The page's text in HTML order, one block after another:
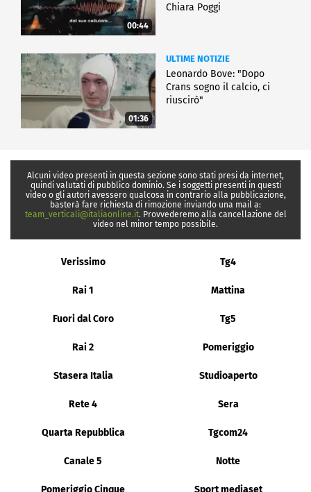
00:44
Chiara Poggi
01:36
ULTIME NOTIZIE
Leonardo Bove: "Dopo
Crans sogno il calcio, ci
riuscirò"
Alcuni video presenti in questa sezione sono stati presi da internet,
quindi valutati di pubblico dominio. Se i soggetti presenti in questi
video o gli autori avessero qualcosa in contrario alla pubblicazione,
basterà fare richiesta di rimozione inviando una mail a:
team_verticali@italiaonline.it. Provvederemo alla cancellazione del
video nel minor tempo possibile.
Verissimo Tg4
Rai 1 Mattina
Fuori dal Coro Tg5
Rai 2 Pomeriggio
Stasera Italia Studioaperto
Rete 4 Sera
Quarta Repubblica Tgcom24
Canale 5 Notte
Pomeriggio Cinque Sport mediaset